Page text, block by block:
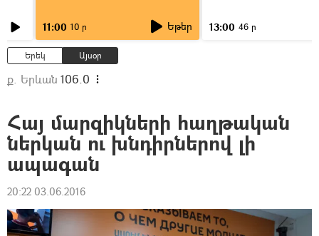
11:00 10 ր Եթեր 13:00 46 ր
Երեկ Այսօր
ք. Երևան 106.0
Հայ մարզիկների հաղթական
ներկան ու խնդիրներով լի
ապագան
20:22 03.06.2016